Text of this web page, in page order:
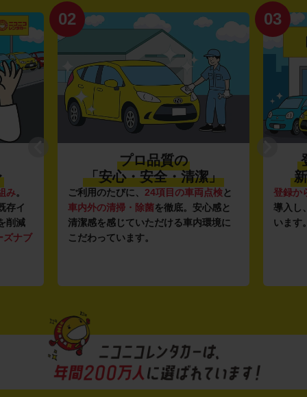
み。
存イ
削減
ズナブ
02
プロ品質の
「安心・安全・清潔」
ご利用のたびに、 24項目の車両点検と
車内外の清掃・除菌を徹底。安心感と
清潔感を感じていただける車内環境に
こだわっています。
03
登録か
導入し
います